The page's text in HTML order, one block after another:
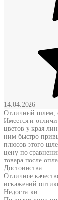
14.04.2026
Отличный шлем,
Имеется и
цветов у края
ним быстро
плюсов этого
цену по
товара после
Достоинства:
Отличное
искажений
Недостатки: